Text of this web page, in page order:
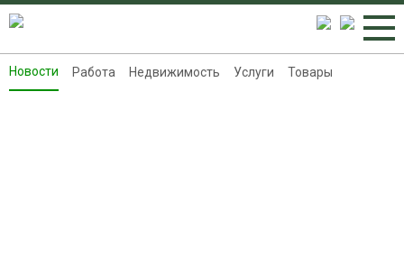
Новости
Новости Работа Недвижимость Услуги Товары